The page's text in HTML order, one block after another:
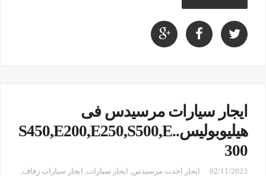
ايجار سيارات مرسيدس فى
هيليوبوليس..S450,E200,E250,S500,E
300
02/11/2023 ايجار احدث مرسيدس, ايجار سيارات, ايجار سيارات زفاف,